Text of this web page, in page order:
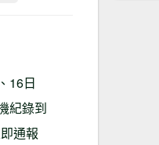
16日
紀錄到
通報